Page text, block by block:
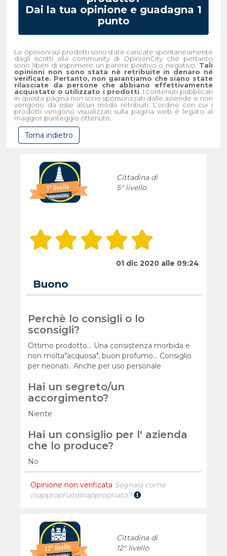
Dai la tua opinione e guadagna 1
punto
Le opinioni sui prodotti sono state caricate spontaneamente
dagli iscritti alla community di OpinionCity che pertanto
sono liberi di esprimere un parere positivo o negativo. Tali
opinioni non sono stata nè retribuite in denaro né
verificate. Pertanto, non garantiamo che siano state
rilasciate da persone che abbiano effettivamente
acquistato o utilizzato i prodotti . I contenuti pubblicati
in questa pagina non sono sponsorizzati dalle aziende e non
vengono da esse alcun modo retribuiti. L’ordine con cui i
prodotti vengono visualizzati sulla pagina web è legato al
maggior punteggio ottenuto.
Torna indietro
Cittadina di
5° livello
01 dic 2020 alle 09:24
Buono
Perchè lo consigli o lo
sconsigli?
Ottimo prodotto... Una consistenza morbida e
non molta"acquosa", buon profumo... Consiglio
per neonati.. Anche per uso personale
Hai un segreto/un
accorgimento?
Niente
Hai un consiglio per l' azienda
che lo produce?
No
Opinione non verificata Segnala come
inappropriatoInappropriato?
Cittadina di
12° livello